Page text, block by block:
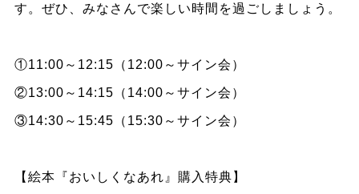
す。ぜひ、みなさんで楽しい時間を過ごしましょう。
①11:00～12:15（12:00～サイン会）
②13:00～14:15（14:00～サイン会）
③14:30～15:45（15:30～サイン会）
【絵本『おいしくなあれ』購入特典】